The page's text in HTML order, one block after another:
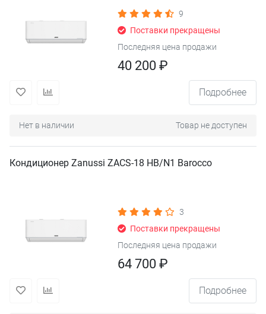
9
Поставки прекращены
Последняя цена продажи
40 200 ₽
Подробнее
Нет в наличии Товар не доступен
Кондиционер Zanussi ZACS-18 HB/N1 Barocco
3
Поставки прекращены
Последняя цена продажи
64 700 ₽
Подробнее